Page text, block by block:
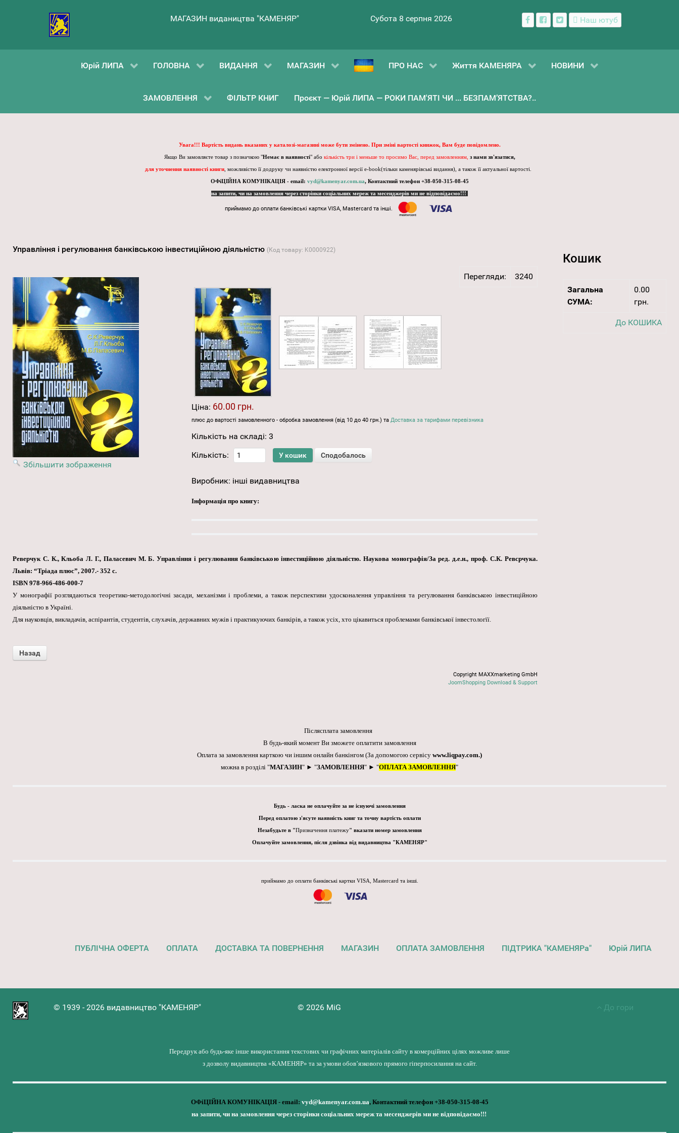
МАГАЗИН видаництва "КАМЕНЯР" Субота 8 серпня 2026 Наш ютуб
Юрій ЛИПА ГОЛОВНА ВИДАННЯ МАГАЗИН ПРО НАС Життя КАМЕНЯРА НОВИНИ
ЗАМОВЛЕННЯ ФІЛЬТР КНИГ Проєкт — Юрій ЛИПА — РОКИ ПАМ'ЯТІ ЧИ ... БЕЗПАМ’ЯТСТВА?..
Увага!!! Вартість видань вказаних у каталозі-магазині може бути змінено. При зміні вартості книжок, Вам буде повідомлено.
Якщо Ви замовляєте товар з позначкою "Немає в наявності" або кількість три і меньше то просимо Вас, перед замовленням, з нами зв'язатися,
для уточнення наявності книги, можливістю її додруку чи наявністю електронної версії e-book(тільки каменярівські видання), а також її актуальної вартості.
ОФіЦІЙНА КОМУНІКАЦІЯ - email: vyd@kamenyar.com.ua, Контактний телефон +38-050-315-08-45
на запити, чи на замовлення через сторінки соціальних мереж та месенджерів ми не відповідаємо!!!
приймамо до оплати банківські картки VISA, Mastercard та інші.
Управління і регулювання банківською інвестиційною діяльністю (Код товару: K0000922)
Перегляди: 3240
Збільшити зображення
Ціна: 60.00 грн.
плюс до вартості замовленного - обробка замовлення (від 10 до 40 грн.) та Доставка за тарифами перевізника
Кількість на складі: 3
Кількість:
Виробник: інші видавництва
Інформація про книгу:
Реверчук С. К., Кльоба Л. Г., Паласевич М. Б. Управління і регулювання банківською інвестиційною діяльністю. Наукова монографія/За ред. д.е.н., проф. С.К. Ревсрчука.
Львів: “Тріада плюс”, 2007.- 352 с.
ISBN 978-966-486-000-7
У монографії розглядаються теоретико-методологічні засади, механізми і проблеми, а також перспективи удосконалення управління та регулювання банківською інвестиційною
діяльністю в Україні.
Для науковців, викладачів, аспірантів, студентів, слухачів, державних мужів і практикуючих банкірів, а також усіх, хто цікавиться проблемами банківської інвестологїї.
Copyright MAXXmarketing GmbH
JoomShopping Download & Support
Кошик
Загальна
СУМА:
0.00
грн.
До КОШИКА
Післясплата замовлення
В будь-який момент Ви зможете оплатити замовлення
Оплата за замовлення карткою чи іншим онлайн банкінгом (За допомогою сервісу www.liqpay.com.)
можна в розділі "МАГАЗИН" ► "ЗАМОВЛЕННЯ" ► "ОПЛАТА ЗАМОВЛЕННЯ"
Будь - ласка не оплачуйте за не існуючі замовлення
Перед оплатою з'ясуте наявність книг та точну вартість оплати
Незабудьте в "Призначення платежу" вказати номер замовлення
Оплачуйте замовлення, після дзвінка від видавництва "КАМЕНЯР"
приймамо до оплати банківські картки VISA, Mastercard та інші.
ПУБЛІЧНА ОФЕРТА ОПЛАТА ДОСТАВКА ТА ПОВЕРНЕННЯ МАГАЗИН ОПЛАТА ЗАМОВЛЕННЯ ПІДТРИКА "КАМЕНЯРа" Юрій ЛИПА
© 1939 - 2026 видавництво "КАМЕНЯР" © 2026 MiG До гори
Передрук або будь-яке інше використання текстових чи графічних матеріалів сайту в комерційних цілях можливе лише
з дозволу видавництва «КАМЕНЯР» та за умови обов’язкового прямого гіперпосилання на сайт.
ОФіЦІЙНА КОМУНІКАЦІЯ - email: vyd@kamenyar.com.ua, Контактний телефон +38-050-315-08-45
на запити, чи на замовлення через сторінки соціальних мереж та месенджерів ми не відповідаємо!!!